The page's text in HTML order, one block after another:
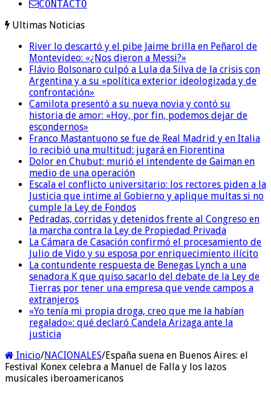
CONTACTO
Ultimas Noticias
River lo descartó y el pibe Jaime brilla en Peñarol de
Montevideo: «¿Nos dieron a Messi?»
Flávio Bolsonaro culpó a Lula da Silva de la crisis con
Argentina y a su «política exterior ideologizada y de
confrontación»
Camilota presentó a su nueva novia y contó su
historia de amor: «Hoy, por fin, podemos dejar de
escondernos»
Franco Mastantuono se fue de Real Madrid y en Italia
lo recibió una multitud: jugará en Fiorentina
Dolor en Chubut: murió el intendente de Gaiman en
medio de una operación
Escala el conflicto universitario: los rectores piden a la
Justicia que intime al Gobierno y aplique multas si no
cumple la Ley de Fondos
Pedradas, corridas y detenidos frente al Congreso en
la marcha contra la Ley de Propiedad Privada
La Cámara de Casación confirmó el procesamiento de
Julio de Vido y su esposa por enriquecimiento ilícito
La contundente respuesta de Benegas Lynch a una
senadora K que quiso sacarlo del debate de la Ley de
Tierras por tener una empresa que vende campos a
extranjeros
«Yo tenía mi propia droga, creo que me la habían
regalado»: qué declaró Candela Arizaga ante la
justicia
Inicio/NACIONALES/España suena en Buenos Aires: el
Festival Konex celebra a Manuel de Falla y los lazos
musicales iberoamericanos